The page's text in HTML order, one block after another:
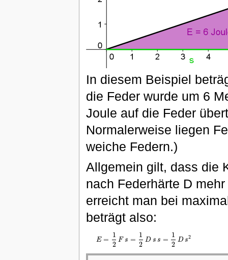
In diesem Beispiel
die Feder wurde um 6
Joule auf die Feder
Normalerweise liegen
weiche Federn.)
Allgemein gilt, dass die
nach Federhärte D
erreicht man bei
beträgt also:
E =
1
2
F s =
1
2
D s s =
1
2
Ds2
E=12Fs= 12 Dss= 12 Ds 2